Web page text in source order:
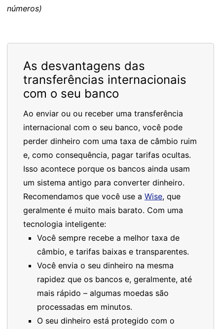
números)
As desvantagens das
transferências internacionais
com o seu banco
Ao enviar ou ou receber uma transferência
internacional com o seu banco, você pode
perder dinheiro com uma taxa de câmbio ruim
e, como consequência, pagar tarifas ocultas.
Isso acontece porque os bancos ainda usam
um sistema antigo para converter dinheiro.
Recomendamos que você use a Wise, que
geralmente é muito mais barato. Com uma
tecnologia inteligente:
Você sempre recebe a melhor taxa de
câmbio, e tarifas baixas e transparentes.
Você envia o seu dinheiro na mesma
rapidez que os bancos e, geralmente, até
mais rápido – algumas moedas são
processadas em minutos.
O seu dinheiro está protegido com o